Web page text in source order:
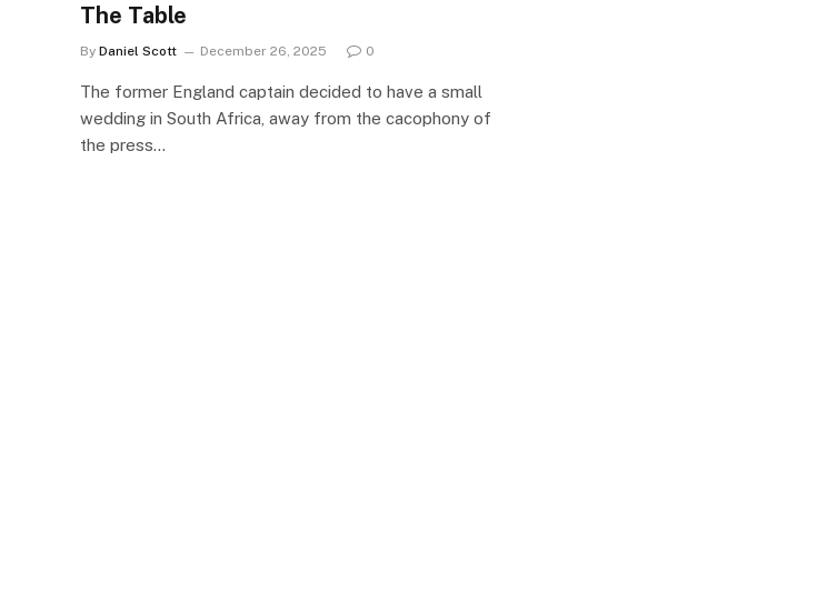
The Table
By Daniel Scott December 26, 2025 0
The former England captain decided to have a small
wedding in South Africa, away from the cacophony of
the press…